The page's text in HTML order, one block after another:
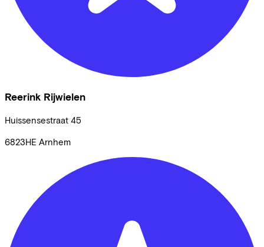
Reerink Rijwielen
Huissensestraat 45
6823HE Arnhem